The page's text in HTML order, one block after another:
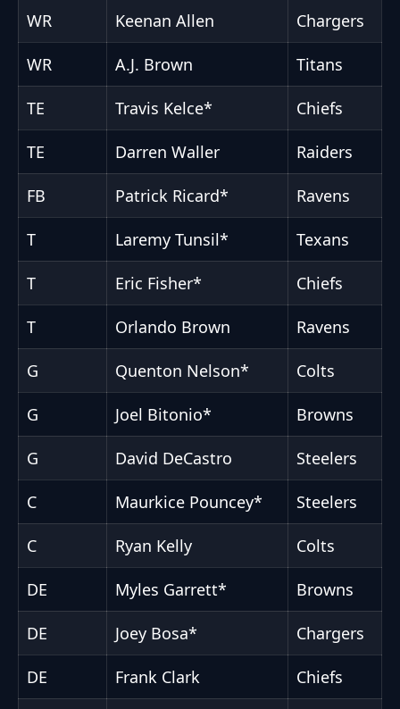
WR Keenan Allen Chargers
WR A.J. Brown Titans
TE Travis Kelce* Chiefs
TE Darren Waller Raiders
FB Patrick Ricard* Ravens
T Laremy Tunsil* Texans
T Eric Fisher* Chiefs
T Orlando Brown Ravens
G Quenton Nelson* Colts
G Joel Bitonio* Browns
G David DeCastro Steelers
C Maurkice Pouncey* Steelers
C Ryan Kelly Colts
DE Myles Garrett* Browns
DE Joey Bosa* Chargers
DE Frank Clark Chiefs